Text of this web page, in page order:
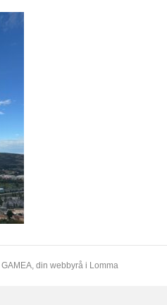
GAMEA, din webbyrå i Lomma